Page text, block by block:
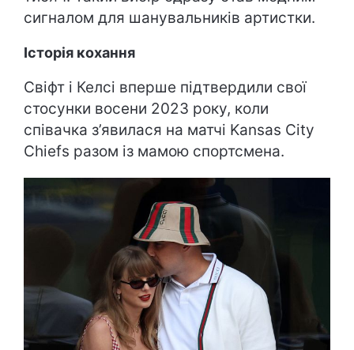
сигналом для шанувальників артистки.
Історія кохання
Свіфт і Келсі вперше підтвердили свої
стосунки восени 2023 року, коли
співачка з’явилася на матчі Kansas City
Chiefs разом із мамою спортсмена.